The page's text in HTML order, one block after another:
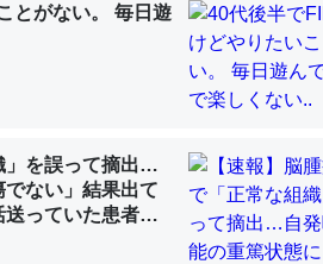
足してて両方に不利だから両方が拮抗し
カブトガニ・ウミグモ）はカルシウムを
昆虫はなぜ海にいないのか」に関する新仮説
とがない。 毎日遊
」を誤って摘出…
ない」結果出て
っていた患者が
ス） - Yahoo!ニ